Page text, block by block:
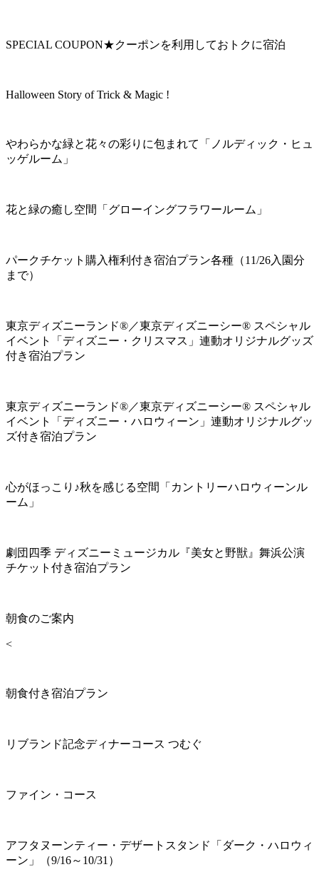
SPECIAL COUPON★クーポンを利用しておトクに宿泊
Halloween Story of Trick & Magic !
やわらかな緑と花々の彩りに包まれて「ノルディック・ヒュ
ッゲルーム」
花と緑の癒し空間「グローイングフラワールーム」
パークチケット購入権利付き宿泊プラン各種（11/26入園分
まで）
東京ディズニーランド®／東京ディズニーシー® スペシャル
イベント「ディズニー・クリスマス」連動オリジナルグッズ
付き宿泊プラン
東京ディズニーランド®／東京ディズニーシー® スペシャル
イベント「ディズニー・ハロウィーン」連動オリジナルグッ
ズ付き宿泊プラン
心がほっこり♪秋を感じる空間「カントリーハロウィーンル
ーム」
劇団四季 ディズニーミュージカル『美女と野獣』舞浜公演
チケット付き宿泊プラン
朝食のご案内
<
朝食付き宿泊プラン
リブランド記念ディナーコース つむぐ
ファイン・コース
アフタヌーンティー・デザートスタンド「ダーク・ハロウィ
ーン」（9/16～10/31）